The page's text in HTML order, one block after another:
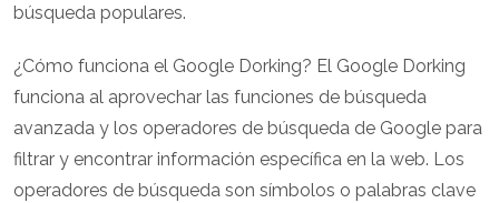
búsqueda populares.
¿Cómo funciona el Google Dorking? El Google Dorking
funciona al aprovechar las funciones de búsqueda
avanzada y los operadores de búsqueda de Google para
filtrar y encontrar información específica en la web. Los
operadores de búsqueda son símbolos o palabras clave